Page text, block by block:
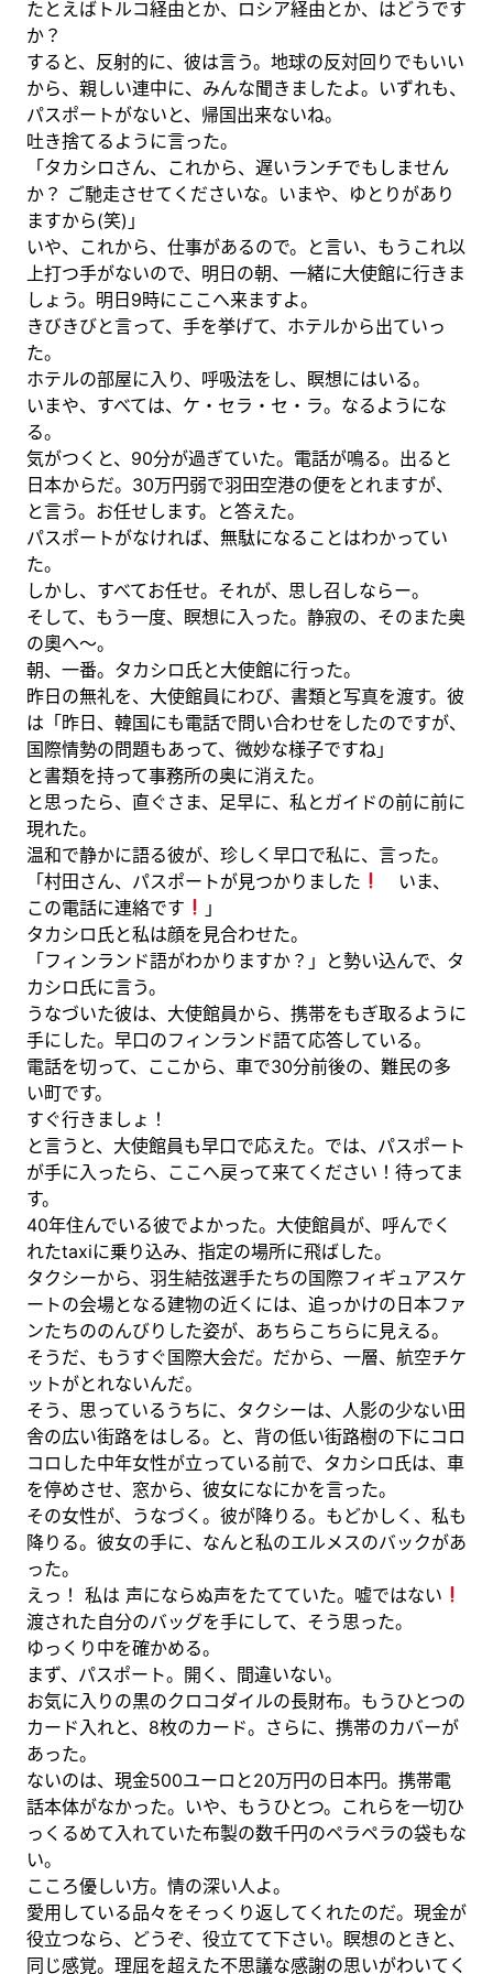
たとえばトルコ経由とか、ロシア経由とか、はどうです
か？
すると、反射的に、彼は言う。地球の反対回りでもいい
から、親しい連中に、みんな聞きましたよ。いずれも、
パスポートがないと、帰国出来ないね。
吐き捨てるように言った。
「タカシロさん、これから、遅いランチでもしません
か？ ご馳走させてくださいな。いまや、ゆとりがあり
ますから(笑)」
いや、これから、仕事があるので。と言い、もうこれ以
上打つ手がないので、明日の朝、一緒に大使館に行きま
しょう。明日9時にここへ来ますよ。
きびきびと言って、手を挙げて、ホテルから出ていっ
た。
ホテルの部屋に入り、呼吸法をし、瞑想にはいる。
いまや、すべては、ケ・セラ・セ・ラ。なるようにな
る。
気がつくと、90分が過ぎていた。電話が鳴る。出ると
日本からだ。30万円弱で羽田空港の便をとれますが、
と言う。お任せします。と答えた。
パスポートがなければ、無駄になることはわかってい
た。
しかし、すべてお任せ。それが、思し召しならー。
そして、もう一度、瞑想に入った。静寂の、そのまた奥
の奧へ～。
朝、一番。タカシロ氏と大使館に行った。
昨日の無礼を、大使館員にわび、書類と写真を渡す。彼
は「昨日、韓国にも電話で問い合わせをしたのですが、
国際情勢の問題もあって、微妙な様子ですね」
と書類を持って事務所の奥に消えた。
と思ったら、直ぐさま、足早に、私とガイドの前に前に
現れた。
温和で静かに語る彼が、珍しく早口で私に、言った。
「村田さん、パスポートが見つかりました
いま、
この電話に連絡です
」
タカシロ氏と私は顔を見合わせた。
「フィンランド語がわかりますか？」と勢い込んで、タ
カシロ氏に言う。
うなづいた彼は、大使館員から、携帯をもぎ取るように
手にした。早口のフィンランド語て応答している。
電話を切って、ここから、車で30分前後の、難民の多
い町です。
すぐ行きましょ！
と言うと、大使館員も早口で応えた。では、パスポート
が手に入ったら、ここへ戻って来てください！待ってま
す。
40年住んでいる彼でよかった。大使館員が、呼んでく
れたtaxiに乗り込み、指定の場所に飛ばした。
タクシーから、羽生結弦選手たちの国際フィギュアスケ
ートの会場となる建物の近くには、追っかけの日本ファ
ンたちののんびりした姿が、あちらこちらに見える。
そうだ、もうすぐ国際大会だ。だから、一層、航空チケ
ットがとれないんだ。
そう、思っているうちに、タクシーは、人影の少ない田
舎の広い街路をはしる。と、背の低い街路樹の下にコロ
コロした中年女性が立っている前で、タカシロ氏は、車
を停めさせ、窓から、彼女になにかを言った。
その女性が、うなづく。彼が降りる。もどかしく、私も
降りる。彼女の手に、なんと私のエルメスのバックがあ
った。
えっ！ 私は 声にならぬ声をたてていた。嘘ではない
渡された自分のバッグを手にして、そう思った。
ゆっくり中を確かめる。
まず、パスポート。開く、間違いない。
お気に入りの黒のクロコダイルの長財布。もうひとつの
カード入れと、8枚のカード。さらに、携帯のカバーが
あった。
ないのは、現金500ユーロと20万円の日本円。携帯電
話本体がなかった。いや、もうひとつ。これらを一切ひ
っくるめて入れていた布製の数千円のペラペラの袋もな
い。
こころ優しい方。情の深い人よ。
愛用している品々をそっくり返してくれたのだ。現金が
役立つなら、どうぞ、役立てて下さい。瞑想のときと、
同じ感覚。理屈を超えた不思議な感謝の思いがわいてく